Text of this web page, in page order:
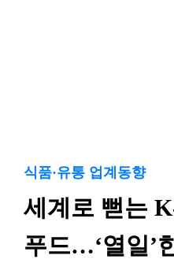
식품·유통 업계동향
세계로 뻗는
푸드…‘열일’